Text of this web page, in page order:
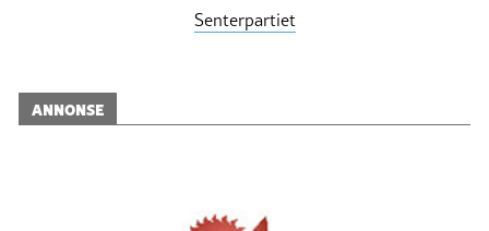
Senterpartiet
ANNONSE